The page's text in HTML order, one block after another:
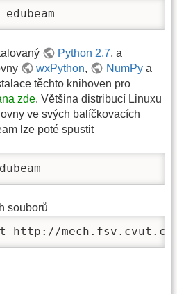
Python 2.7, a
wxPython, NumPya
těchto knihoven pro
zde. Většina distribucí Linuxu
ve svých balíčkovacích
lze poté spustit
souborů
http://mech.fsv.cvut.cz/